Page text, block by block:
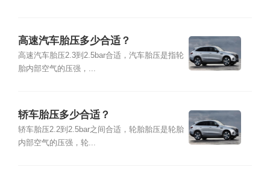
高速汽车胎压多少合适？
高速汽车胎压2.3到2.5bar合适，汽车胎压是指轮
胎内部空气的压强，...
轿车胎压多少合适？
轿车胎压2.2到2.5bar之间合适，轮胎胎压是轮胎
内部空气的压强，轮...